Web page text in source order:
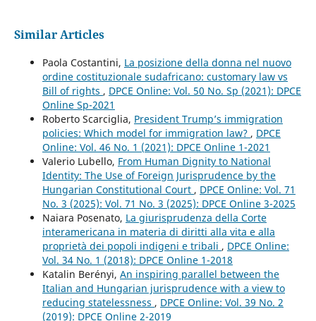
Similar Articles
Paola Costantini, La posizione della donna nel nuovo
ordine costituzionale sudafricano: customary law vs
Bill of rights , DPCE Online: Vol. 50 No. Sp (2021): DPCE
Online Sp-2021
Roberto Scarciglia, President Trump’s immigration
policies: Which model for immigration law? , DPCE
Online: Vol. 46 No. 1 (2021): DPCE Online 1-2021
Valerio Lubello, From Human Dignity to National
Identity: The Use of Foreign Jurisprudence by the
Hungarian Constitutional Court , DPCE Online: Vol. 71
No. 3 (2025): Vol. 71 No. 3 (2025): DPCE Online 3-2025
Naiara Posenato, La giurisprudenza della Corte
interamericana in materia di diritti alla vita e alla
proprietà dei popoli indigeni e tribali , DPCE Online:
Vol. 34 No. 1 (2018): DPCE Online 1-2018
Katalin Berényi, An inspiring parallel between the
Italian and Hungarian jurisprudence with a view to
reducing statelessness , DPCE Online: Vol. 39 No. 2
(2019): DPCE Online 2-2019